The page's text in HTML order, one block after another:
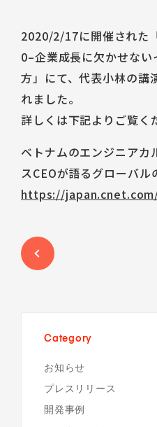
ALLLY
Talent Platform
メッセージ
取り組みの方針
DX 事業共創
人材・チーム
コミュニティ
環境
IR情報
IR
IR（English）
経営方針
IRライブラリ
業績ハイライト
IRスケジュール
IRニュース
Career
福利厚生
データで見るSun*
中途採用Entry
2020/2/17に開催された
0–企業成長に欠かせな
方」にて、代表小林の講
れました。
詳しくは下記よりご覧く
ベトナムのエンジニアカ
スCEOが語るグローバル
https://
Category
お知らせ
プレスリリース
開発事例